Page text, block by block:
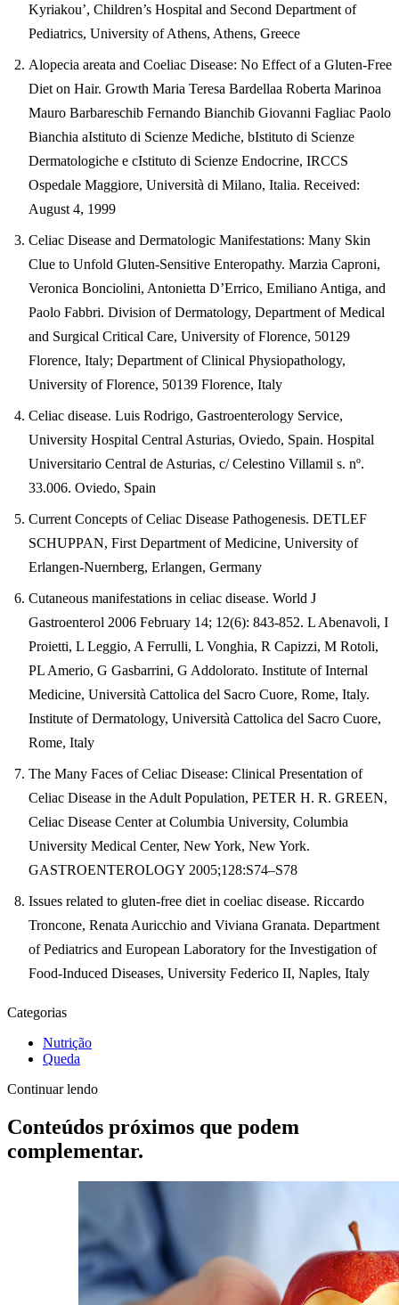
Kyriakou’, Children’s Hospital and Second Department of
Pediatrics, University of Athens, Athens, Greece
Alopecia areata and Coeliac Disease: No Effect of a Gluten-Free
Diet on Hair. Growth Maria Teresa Bardellaa Roberta Marinoa
Mauro Barbareschib Fernando Bianchib Giovanni Fagliac Paolo
Bianchia aIstituto di Scienze Mediche, bIstituto di Scienze
Dermatologiche e cIstituto di Scienze Endocrine, IRCCS
Ospedale Maggiore, Università di Milano, Italia. Received:
August 4, 1999
Celiac Disease and Dermatologic Manifestations: Many Skin
Clue to Unfold Gluten-Sensitive Enteropathy. Marzia Caproni,
Veronica Bonciolini, Antonietta D’Errico, Emiliano Antiga, and
Paolo Fabbri. Division of Dermatology, Department of Medical
and Surgical Critical Care, University of Florence, 50129
Florence, Italy; Department of Clinical Physiopathology,
University of Florence, 50139 Florence, Italy
Celiac disease. Luis Rodrigo, Gastroenterology Service,
University Hospital Central Asturias, Oviedo, Spain. Hospital
Universitario Central de Asturias, c/ Celestino Villamil s. nº.
33.006. Oviedo, Spain
Current Concepts of Celiac Disease Pathogenesis. DETLEF
SCHUPPAN, First Department of Medicine, University of
Erlangen-Nuernberg, Erlangen, Germany
Cutaneous manifestations in celiac disease. World J
Gastroenterol 2006 February 14; 12(6): 843-852. L Abenavoli, I
Proietti, L Leggio, A Ferrulli, L Vonghia, R Capizzi, M Rotoli,
PL Amerio, G Gasbarrini, G Addolorato. Institute of Internal
Medicine, Università Cattolica del Sacro Cuore, Rome, Italy.
Institute of Dermatology, Università Cattolica del Sacro Cuore,
Rome, Italy
The Many Faces of Celiac Disease: Clinical Presentation of
Celiac Disease in the Adult Population, PETER H. R. GREEN,
Celiac Disease Center at Columbia University, Columbia
University Medical Center, New York, New York.
GASTROENTEROLOGY 2005;128:S74–S78
Issues related to gluten-free diet in coeliac disease. Riccardo
Troncone, Renata Auricchio and Viviana Granata. Department
of Pediatrics and European Laboratory for the Investigation of
Food-Induced Diseases, University Federico II, Naples, Italy
Categorias
Nutrição
Queda
Continuar lendo
Conteúdos próximos que podem
complementar.